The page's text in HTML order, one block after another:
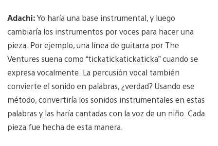
Adachi:Yo haría una base instrumental, y luego
cambiaría los instrumentos por voces para hacer una
pieza. Por ejemplo, una línea de guitarra por The
Ventures suena como “tickatickatickaticka” cuando se
expresa vocalmente. La percusión vocal también
convierte el sonido en palabras, ¿verdad? Usando ese
método, convertiría los sonidos instrumentales en estas
palabras y las haría cantadas con la voz de un niño. Cada
pieza fue hecha de esta manera.